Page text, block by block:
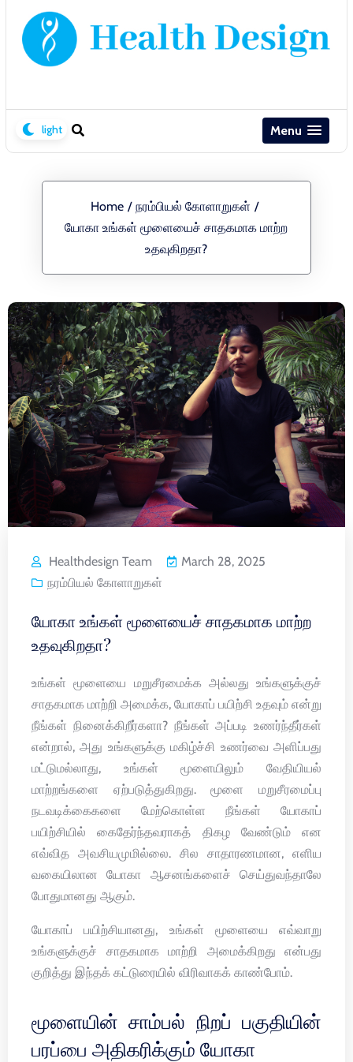
Menu
Home / நரம்பியல் கோளாறுகள் /
யோகா உங்கள் மூளையைச் சாதகமாக மாற்ற
உதவுகிறதா?
Healthdesign Team
March 28, 2025
நரம்பியல் கோளாறுகள்
யோகா உங்கள் மூளையைச் சாதகமாக மாற்ற
உதவுகிறதா?
உங்கள் மூளையை மறுசீரமைக்க அல்லது உங்களுக்குச்
சாதகமாக மாற்றி அமைக்க, யோகாப் பயிற்சி உதவும் என்று
நீங்கள் நினைக்கிறீர்களா? நீங்கள் அப்படி உணர்ந்தீர்கள்
என்றால், அது உங்களுக்கு மகிழ்ச்சி உணர்வை அளிப்பது
மட்டுமல்லாது, உங்கள் மூளையிலும் வேதியியல்
மாற்றங்களை ஏற்படுத்துகிறது. மூளை மறுசீரமைப்பு
நடவடிக்கைகளை மேற்கொள்ள நீங்கள் யோகாப்
பயிற்சியில் கைதேர்ந்தவராகத் திகழ வேண்டும் என
எவ்வித அவசியமுமில்லை. சில சாதாரணமான, எளிய
வகையிலான யோகா ஆசனங்களைச் செய்துவந்தாலே
போதுமானது ஆகும்.
யோகாப் பயிற்சியானது, உங்கள் மூளையை எவ்வாறு
உங்களுக்குச் சாதகமாக மாற்றி அமைக்கிறது என்பது
குறித்து இந்தக் கட்டுரையில் விரிவாகக் காண்போம்.
மூளையின் சாம்பல் நிறப் பகுதியின்
பரப்பை அதிகரிக்கும் யோகா